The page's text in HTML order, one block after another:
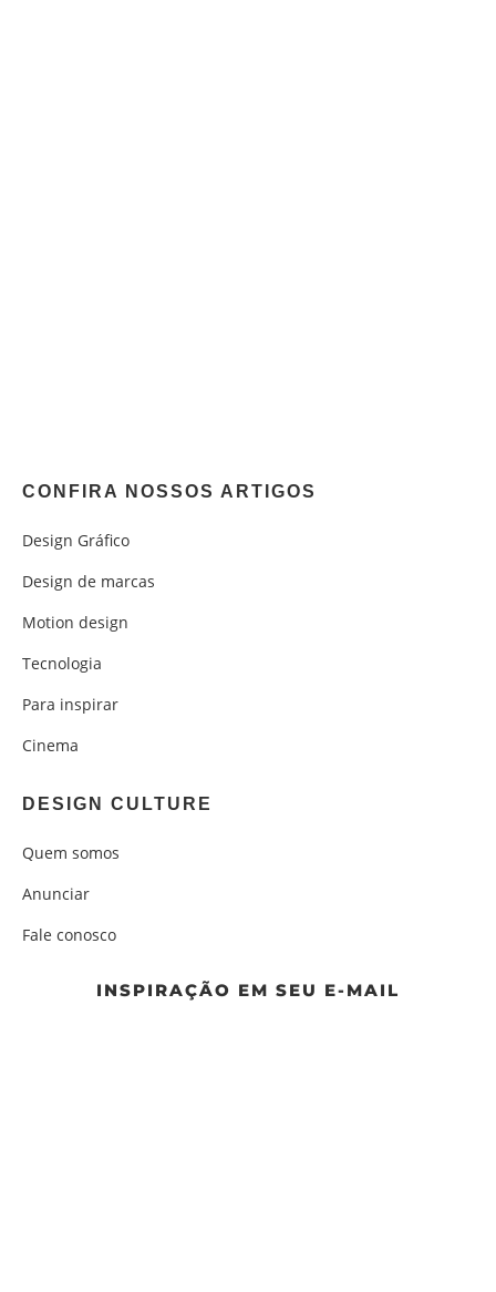
CONFIRA NOSSOS ARTIGOS
Design Gráfico
Design de marcas
Motion design
Tecnologia
Para inspirar
Cinema
DESIGN CULTURE
Quem somos
Anunciar
Fale conosco
INSPIRAÇÃO EM SEU E-MAIL